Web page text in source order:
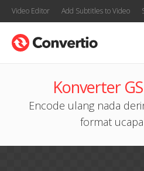
Video Editor Add Subtitles to Video
Konverter
Encode ulang nada
format